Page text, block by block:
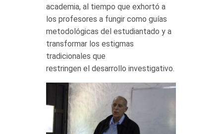
academia, al tiempo que exhortó a
los profesores a fungir como guías
metodológicas del estudiantado y a
transformar los estigmas
tradicionales que
restringen el desarrollo investigativo.